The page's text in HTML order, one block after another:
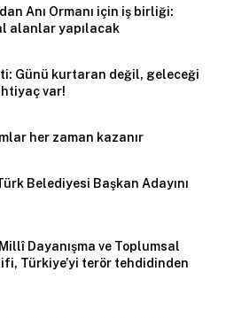
Anı Ormanı için iş birliği:
alanlar yapılacak
Günü kurtaran değil, geleceği
var!
her zaman kazanır
Belediyesi Başkan Adayını
Dayanışma ve Toplumsal
Türkiye’yi terör tehdidinden